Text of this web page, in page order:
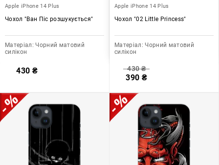
Apple iPhone 14 Plus
Чохол "Ван Піс розшукується"
Матеріал: Чорний матовий
силікон
430 ₴
Apple iPhone 14 Plus
Чохол "02 Little Princess"
Матеріал: Чорний матовий
силікон
430₴
390 ₴